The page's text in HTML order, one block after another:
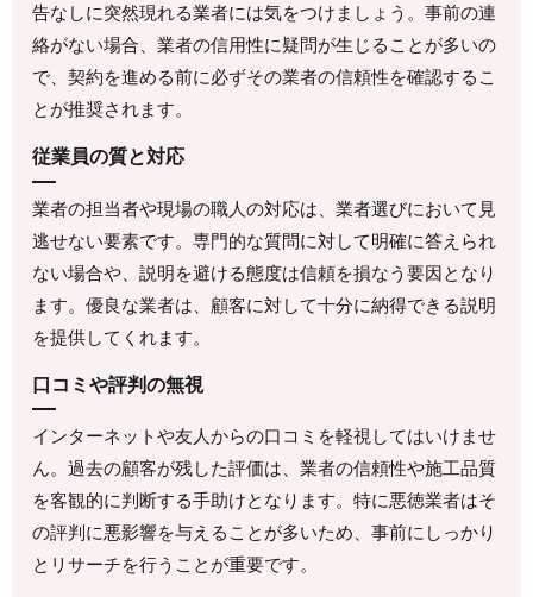
告なしに突然現れる業者には気をつけましょう。事前の連
絡がない場合、業者の信用性に疑問が生じることが多いの
で、契約を進める前に必ずその業者の信頼性を確認するこ
とが推奨されます。
従業員の質と対応
業者の担当者や現場の職人の対応は、業者選びにおいて見
逃せない要素です。専門的な質問に対して明確に答えられ
ない場合や、説明を避ける態度は信頼を損なう要因となり
ます。優良な業者は、顧客に対して十分に納得できる説明
を提供してくれます。
口コミや評判の無視
インターネットや友人からの口コミを軽視してはいけませ
ん。過去の顧客が残した評価は、業者の信頼性や施工品質
を客観的に判断する手助けとなります。特に悪徳業者はそ
の評判に悪影響を与えることが多いため、事前にしっかり
とリサーチを行うことが重要です。